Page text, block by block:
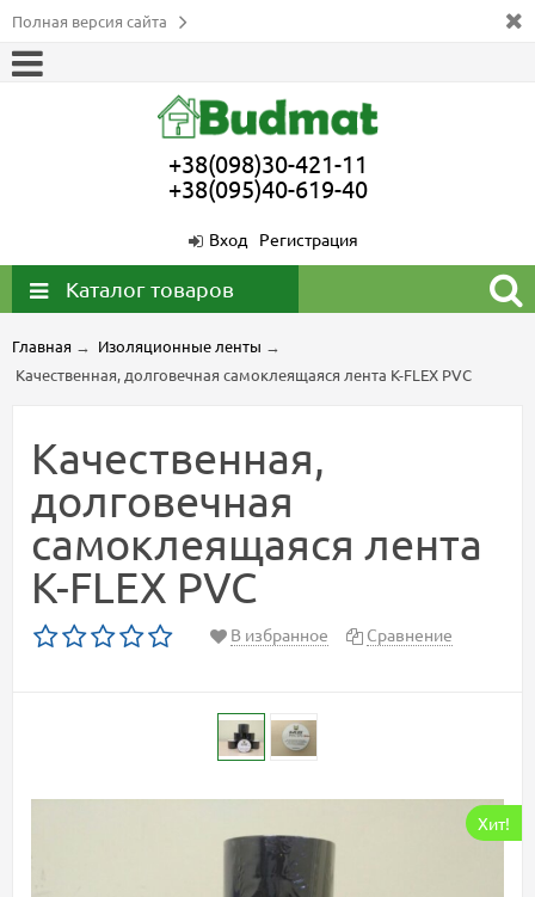
Полная версия сайта
+38(098)30-421-11
+38(095)40-619-40
Вход Регистрация
Каталог товаров
Главная → Изоляционные ленты →
Качественная, долговечная самоклеящаяся лента K-FLEX PVC
Качественная,
долговечная
самоклеящаяся лента
K-FLEX PVC
В избранное Сравнение
Хит!